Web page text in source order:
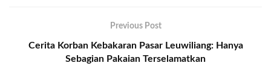
Previous Post
Cerita Korban Kebakaran Pasar Leuwiliang: Hanya
Sebagian Pakaian Terselamatkan